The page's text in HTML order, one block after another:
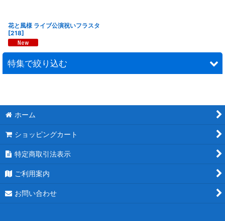
花と風様 ライブ公演祝いフラスタ
[218]
特集で絞り込む
モチーフスタンド花
ピンク
レッド
ブルー
ホワイト
ホーム
ショッピングカート
特定商取引法表示
ご利用案内
お問い合わせ